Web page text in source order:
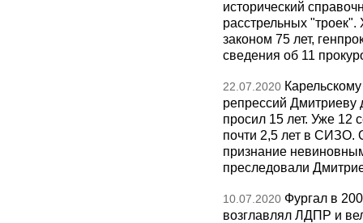
исторический
расстрельных
законом 75 лет,
сведения об 11
22.07.2020
репрессий Дмитриеву
просил 15 лет. Уже 12
почти 2,5 лет в СИЗО.
признание
преследовали
10.07.2020 Фургал в
возглавлял ЛДПР и